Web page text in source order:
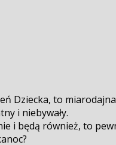
Dziecka, to
i niebywały.
i będą również, to